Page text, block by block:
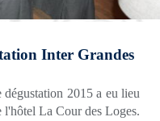
Inter Grandes
2015 a eu lieu
l'hôtel La Cour des Loges.